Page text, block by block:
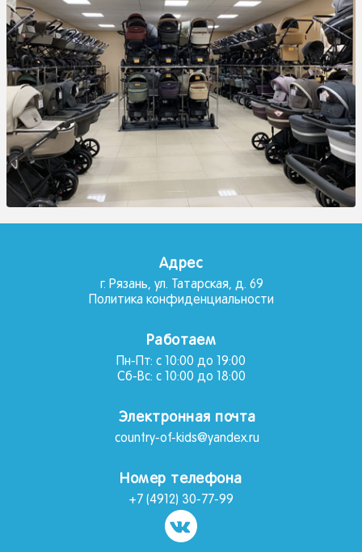
Адрес
г. Рязань, ул. Татарская, д. 69
Политика конфиденциальности
Работаем
Пн-Пт: с 10:00 до 19:00
Сб-Вс: с 10:00 до 18:00
Электронная почта
country-of-kids@yandex.ru
Номер телефона
+7 (4912) 30-77-99